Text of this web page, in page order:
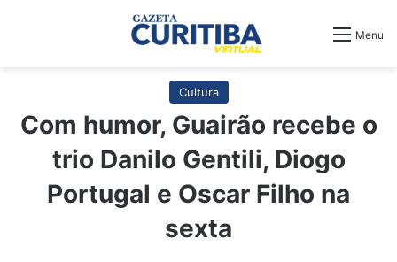
Menu
Cultura
Com humor, Guairão recebe o
trio Danilo Gentili, Diogo
Portugal e Oscar Filho na
sexta